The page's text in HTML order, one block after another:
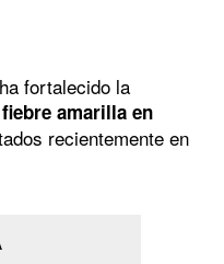
fortalecido la
amarilla en
recientemente en